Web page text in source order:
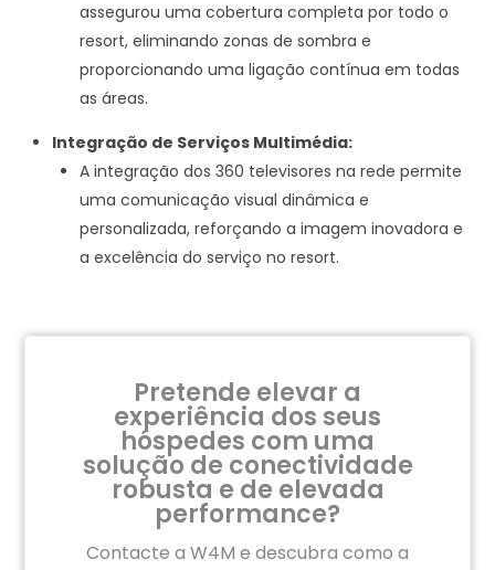
assegurou uma cobertura completa por todo o
resort, eliminando zonas de sombra e
proporcionando uma ligação contínua em todas
as áreas.
Integração de Serviços Multimédia:
A integração dos 360 televisores na rede permite
uma comunicação visual dinâmica e
personalizada, reforçando a imagem inovadora e
a excelência do serviço no resort.
Pretende elevar a
experiência dos seus
hóspedes com uma
solução de conectividade
robusta e de elevada
performance?
Contacte a W4M e descubra como a